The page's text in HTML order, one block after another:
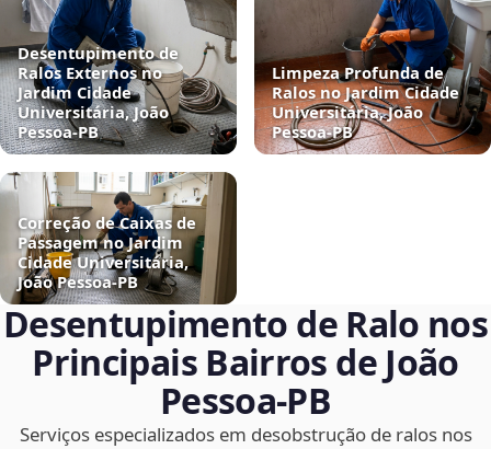
Desentupimento de
Ralos Externos no
Jardim Cidade
Universitária, João
Pessoa‑PB
Limpeza Profunda de
Ralos no Jardim Cidade
Universitária, João
Pessoa‑PB
Correção de Caixas de
Passagem no Jardim
Cidade Universitária,
João Pessoa‑PB
Desentupimento de Ralo nos
Principais Bairros de João
Pessoa‑PB
Serviços especializados em desobstrução de ralos nos